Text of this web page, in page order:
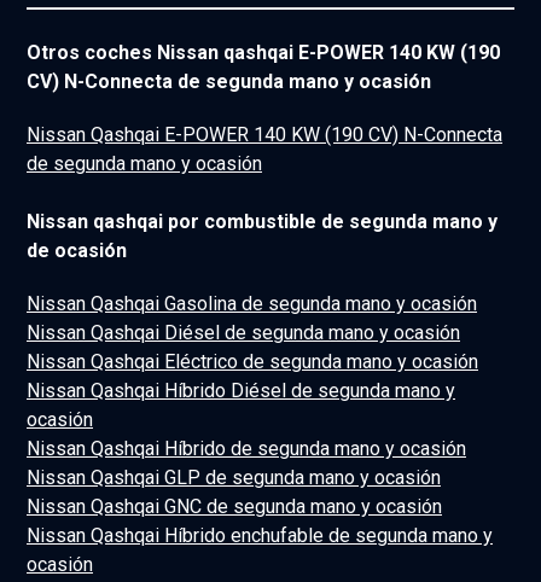
Otros coches Nissan qashqai E-POWER 140 KW (190
CV) N-Connecta de segunda mano y ocasión
Nissan Qashqai E-POWER 140 KW (190 CV) N-Connecta
de segunda mano y ocasión
Nissan qashqai por combustible de segunda mano y
de ocasión
Nissan Qashqai Gasolina de segunda mano y ocasión
Nissan Qashqai Diésel de segunda mano y ocasión
Nissan Qashqai Eléctrico de segunda mano y ocasión
Nissan Qashqai Híbrido Diésel de segunda mano y
ocasión
Nissan Qashqai Híbrido de segunda mano y ocasión
Nissan Qashqai GLP de segunda mano y ocasión
Nissan Qashqai GNC de segunda mano y ocasión
Nissan Qashqai Híbrido enchufable de segunda mano y
ocasión